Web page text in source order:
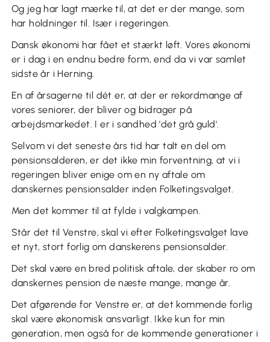
Og jeg har lagt mærke til, at det er der mange, som
har holdninger til. Især i regeringen.
Dansk økonomi har fået et stærkt løft. Vores økonomi
er i dag i en endnu bedre form, end da vi var samlet
sidste år i Herning.
En af årsagerne til dét er, at der er rekordmange af
vores seniorer, der bliver og bidrager på
arbejdsmarkedet. I er i sandhed 'det grå guld'.
Selvom vi det seneste års tid har talt en del om
pensionsalderen, er det ikke min forventning, at vi i
regeringen bliver enige om en ny aftale om
danskernes pensionsalder inden Folketingsvalget.
Men det kommer til at fylde i valgkampen.
Står det til Venstre, skal vi efter Folketingsvalget lave
et nyt, stort forlig om danskerens pensionsalder.
Det skal være en bred politisk aftale, der skaber ro om
danskernes pension de næste mange, mange år.
Det afgørende for Venstre er, at det kommende forlig
skal være økonomisk ansvarligt. Ikke kun for min
generation, men også for de kommende generationer i